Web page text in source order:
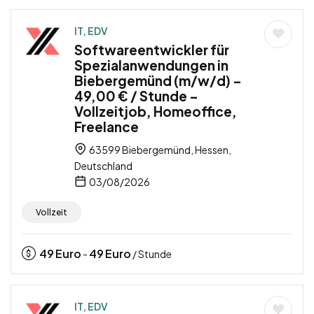
IT, EDV
Softwareentwickler für
Spezialanwendungen in
Biebergemünd (m/w/d) –
49,00 € / Stunde –
Vollzeitjob, Homeoffice,
Freelance
63599 Biebergemünd, Hessen,
Deutschland
03/08/2026
Vollzeit
49Euro - 49Euro / Stunde
IT, EDV